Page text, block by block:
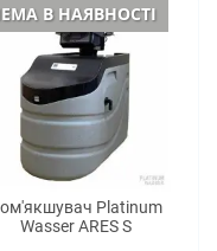
В НАЯВНОСТІ
Platinum
Wasser ARES S